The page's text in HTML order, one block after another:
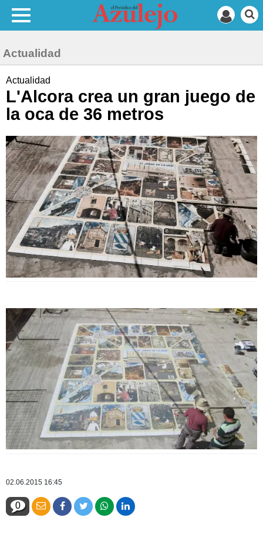
Actualidad
Actualidad
L'Alcora crea un gran juego de
la oca de 36 metros
02.06.2015 16:45
0